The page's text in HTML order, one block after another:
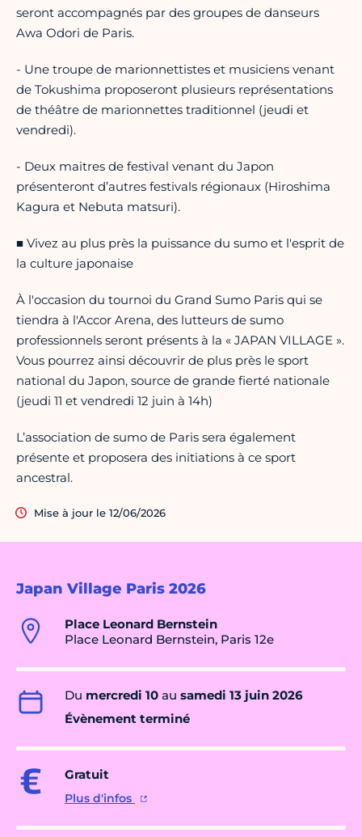
Japan Village Paris 2026
Place Leonard Bernstein
Place Leonard Bernstein, Paris 12e
Du mercredi 10 au samedi 13 juin 2026
Évènement terminé
Gratuit
Plus d'infos
seront accompagnés par des groupes de danseurs
Awa Odori de Paris.
- Une troupe de marionnettistes et musiciens venant
de Tokushima proposeront plusieurs représentations
de théâtre de marionnettes traditionnel (jeudi et
vendredi).
- Deux maitres de festival venant du Japon
présenteront d’autres festivals régionaux (Hiroshima
Kagura et Nebuta matsuri).
■ Vivez au plus près la puissance du sumo et l'esprit de
la culture japonaise
À l'occasion du tournoi du Grand Sumo Paris qui se
tiendra à l'Accor Arena, des lutteurs de sumo
professionnels seront présents à la « JAPAN VILLAGE ».
Vous pourrez ainsi découvrir de plus près le sport
national du Japon, source de grande fierté nationale
(jeudi 11 et vendredi 12 juin à 14h)
L’association de sumo de Paris sera également
présente et proposera des initiations à ce sport
ancestral.
Mise à jour le 12/06/2026